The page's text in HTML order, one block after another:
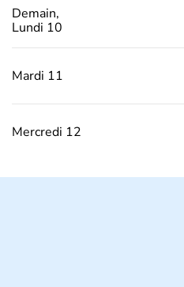
Demain,
Lundi 10
Mardi 11
Mercredi 12